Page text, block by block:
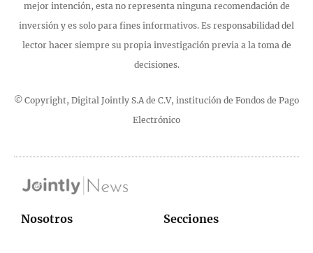
mejor intención, esta no representa ninguna recomendación de
inversión y es solo para fines informativos. Es responsabilidad del
lector hacer siempre su propia investigación previa a la toma de
decisiones.
© Copyright, Digital Jointly S.A de C.V, institución de Fondos de Pago
Electrónico
Nosotros Secciones